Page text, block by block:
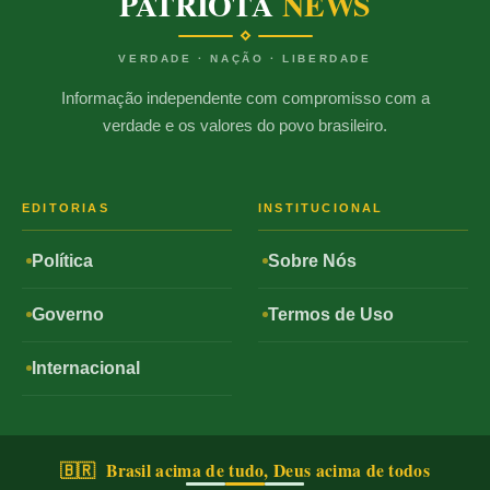
VERDADE · NAÇÃO · LIBERDADE
Informação independente com compromisso com a
verdade e os valores do povo brasileiro.
EDITORIAS
Política
Governo
Internacional
INSTITUCIONAL
Sobre Nós
Termos de Uso
🇧🇷 Brasil acima de tudo, Deus acima de todos